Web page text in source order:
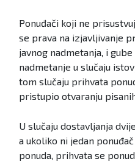
Ponuđači koji ne
se prava na izjavljivanje
javnog nadmetanja, i
nadmetanje u slučaju
tom slučaju prihvata
pristupio otvaranju
U slučaju dostavljanja
a ukoliko ni jedan
ponuda, prihvata se